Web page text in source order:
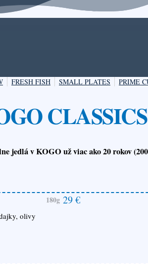
FRESH FISH SMALL PLATES PRIME
CLASSICS
jedlá v KOGO už viac ako 20 rokov
180g 29 €
olivy